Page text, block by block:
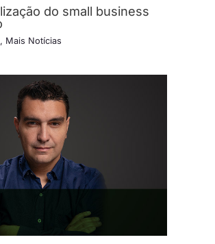
do small business
, Mais Notícias